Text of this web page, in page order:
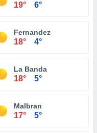
19° 6°
Fernandez
18° 4°
La Banda
18° 5°
Malbran
17° 5°